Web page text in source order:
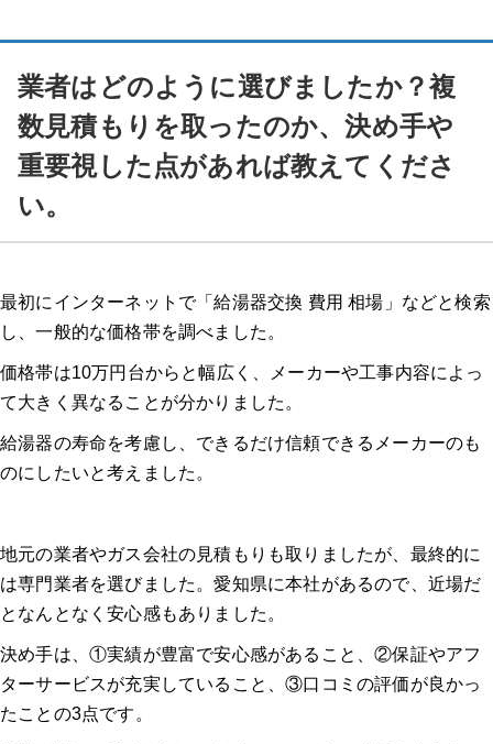
業者はどのように選びましたか？複
数見積もりを取ったのか、決め手や
重要視した点があれば教えてくださ
い。
最初にインターネットで「給湯器交換 費用 相場」などと検索
し、一般的な価格帯を調べました。
価格帯は10万円台からと幅広く、メーカーや工事内容によっ
て大きく異なることが分かりました。
給湯器の寿命を考慮し、できるだけ信頼できるメーカーのも
のにしたいと考えました。
地元の業者やガス会社の見積もりも取りましたが、最終的に
は専門業者を選びました。愛知県に本社があるので、近場だ
となんとなく安心感もありました。
決め手は、①実績が豊富で安心感があること、②保証やアフ
ターサービスが充実していること、③口コミの評価が良かっ
たことの3点です。